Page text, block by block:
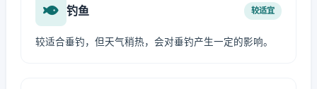
钓鱼 较适宜
较适合垂钓，但天气稍热，会对垂钓产生一定的影响。